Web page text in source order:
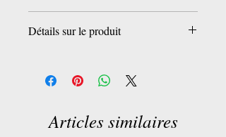
Détails sur le produit
Editeur :
Presses Universitaires de
France - PUF; Édition : 1 (5 mars 2011)
Langue :Français
Articles similaires